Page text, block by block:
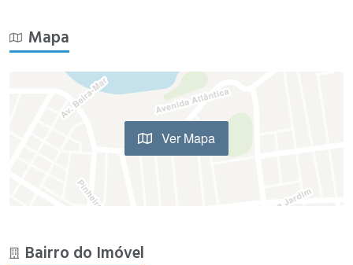
Mapa
Ver Mapa
Bairro do Imóvel